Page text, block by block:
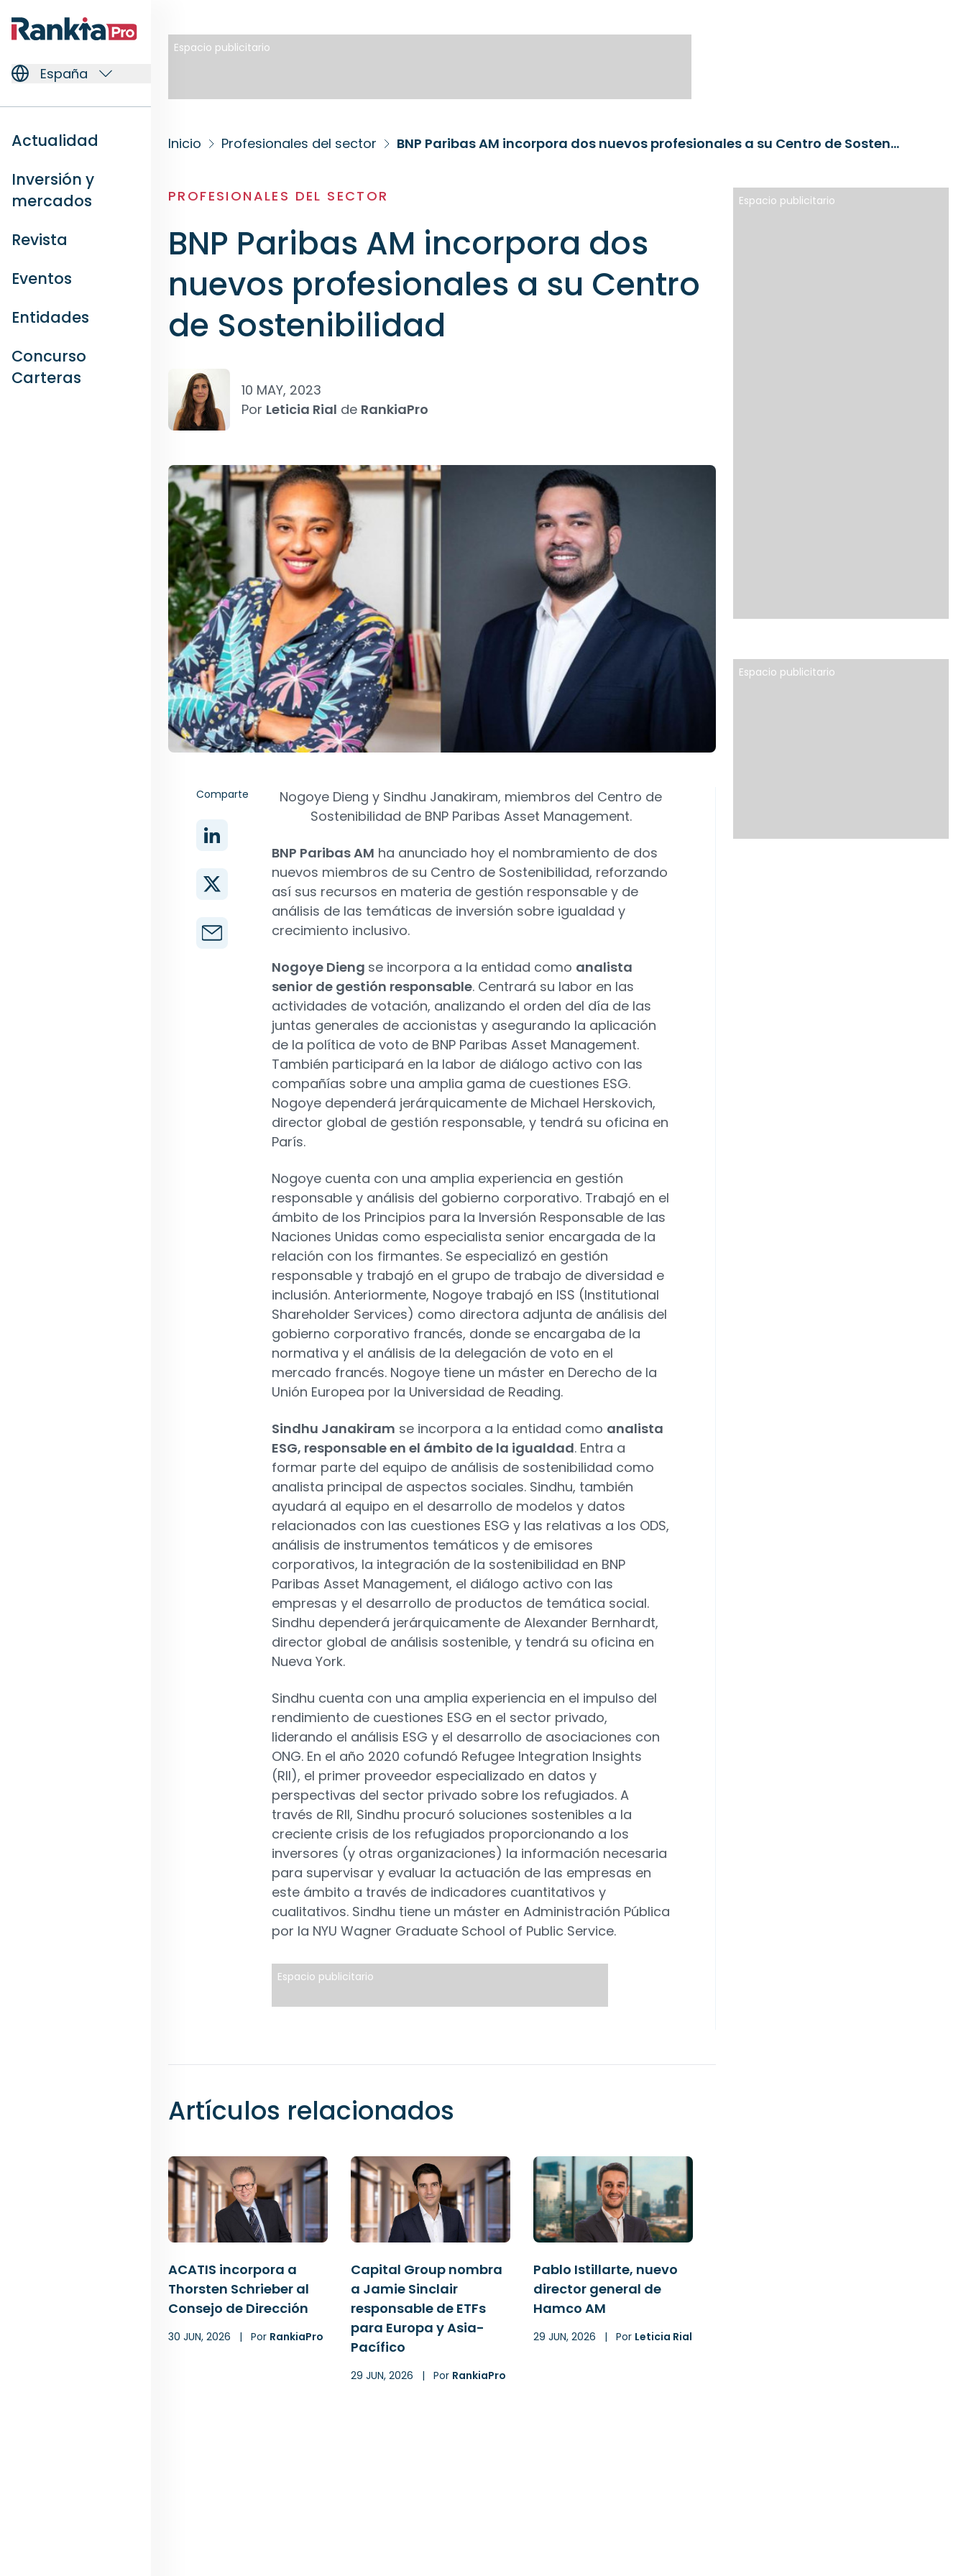
España
Actualidad
Inversión y
mercados
Revista
Eventos
Entidades
Concurso
Carteras
Espacio publicitario
Inicio Profesionales del sector BNP Paribas AM incorpora dos nuevos profesionales a su Centro de Sostenibilidad
PROFESIONALES DEL SECTOR
BNP Paribas AM incorpora dos
nuevos profesionales a su Centro
de Sostenibilidad
10 MAY, 2023
Por Leticia Rial de RankiaPro
Comparte
Nogoye Dieng y Sindhu Janakiram, miembros del Centro de
Sostenibilidad de BNP Paribas Asset Management.
BNP Paribas AM ha anunciado hoy el nombramiento de dos
nuevos miembros de su Centro de Sostenibilidad, reforzando
así sus recursos en materia de gestión responsable y de
análisis de las temáticas de inversión sobre igualdad y
crecimiento inclusivo.
Nogoye Dieng se incorpora a la entidad como analista
senior de gestión responsable. Centrará su labor en las
actividades de votación, analizando el orden del día de las
juntas generales de accionistas y asegurando la aplicación
de la política de voto de BNP Paribas Asset Management.
También participará en la labor de diálogo activo con las
compañías sobre una amplia gama de cuestiones ESG.
Nogoye dependerá jerárquicamente de Michael Herskovich,
director global de gestión responsable, y tendrá su oficina en
París.
Nogoye cuenta con una amplia experiencia en gestión
responsable y análisis del gobierno corporativo. Trabajó en el
ámbito de los Principios para la Inversión Responsable de las
Naciones Unidas como especialista senior encargada de la
relación con los firmantes. Se especializó en gestión
responsable y trabajó en el grupo de trabajo de diversidad e
inclusión. Anteriormente, Nogoye trabajó en ISS (Institutional
Shareholder Services) como directora adjunta de análisis del
gobierno corporativo francés, donde se encargaba de la
normativa y el análisis de la delegación de voto en el
mercado francés. Nogoye tiene un máster en Derecho de la
Unión Europea por la Universidad de Reading.
Sindhu Janakiram se incorpora a la entidad como analista
ESG, responsable en el ámbito de la igualdad. Entra a
formar parte del equipo de análisis de sostenibilidad como
analista principal de aspectos sociales. Sindhu, también
ayudará al equipo en el desarrollo de modelos y datos
relacionados con las cuestiones ESG y las relativas a los ODS,
análisis de instrumentos temáticos y de emisores
corporativos, la integración de la sostenibilidad en BNP
Paribas Asset Management, el diálogo activo con las
empresas y el desarrollo de productos de temática social.
Sindhu dependerá jerárquicamente de Alexander Bernhardt,
director global de análisis sostenible, y tendrá su oficina en
Nueva York.
Sindhu cuenta con una amplia experiencia en el impulso del
rendimiento de cuestiones ESG en el sector privado,
liderando el análisis ESG y el desarrollo de asociaciones con
ONG. En el año 2020 cofundó Refugee Integration Insights
(RII), el primer proveedor especializado en datos y
perspectivas del sector privado sobre los refugiados. A
través de RII, Sindhu procuró soluciones sostenibles a la
creciente crisis de los refugiados proporcionando a los
inversores (y otras organizaciones) la información necesaria
para supervisar y evaluar la actuación de las empresas en
este ámbito a través de indicadores cuantitativos y
cualitativos. Sindhu tiene un máster en Administración Pública
por la NYU Wagner Graduate School of Public Service.
Espacio publicitario
Artículos relacionados
ACATIS incorpora a
Thorsten Schrieber al
Consejo de Dirección
30 JUN, 2026 | Por RankiaPro
Capital Group nombra
a Jamie Sinclair
responsable de ETFs
para Europa y Asia-
Pacífico
29 JUN, 2026 | Por RankiaPro
Pablo Istillarte, nuevo
director general de
Hamco AM
29 JUN, 2026 | Por Leticia Rial
Espacio publicitario
Espacio publicitario